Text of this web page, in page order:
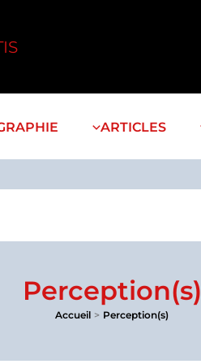
ARTICLES
Perception(s)
Accueil Perception(s)